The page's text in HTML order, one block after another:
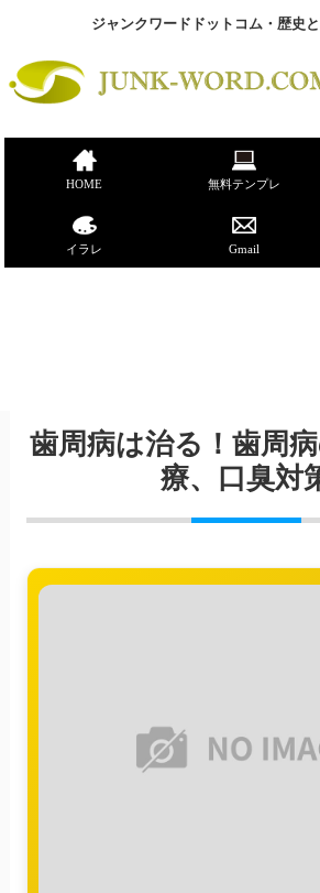
ジャンクワードドットコム・歴史
HOME 無料テンプレ
イラレ Gmail
歯周病は治る！歯周
療、口臭対